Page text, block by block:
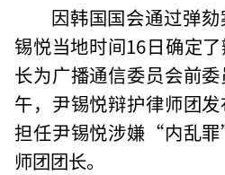
因韩国国会通过弹
锡悦当地时间16日确定
长为广播通信委员会前
午，尹锡悦辩护律师团
担任尹锡悦涉嫌“内乱
师团团长。